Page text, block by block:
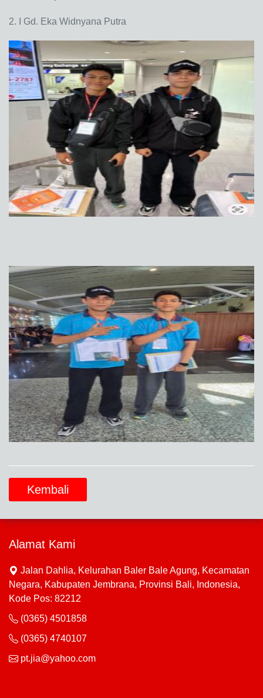
2. I Gd. Eka Widnyana Putra
Kembali
Alamat Kami
Jalan Dahlia, Kelurahan Baler Bale Agung, Kecamatan
Negara, Kabupaten Jembrana, Provinsi Bali, Indonesia,
Kode Pos: 82212
(0365) 4501858
(0365) 4740107
pt.jia@yahoo.com